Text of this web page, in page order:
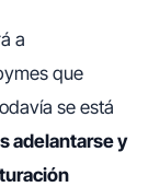
a
que
se está
adelantarse y